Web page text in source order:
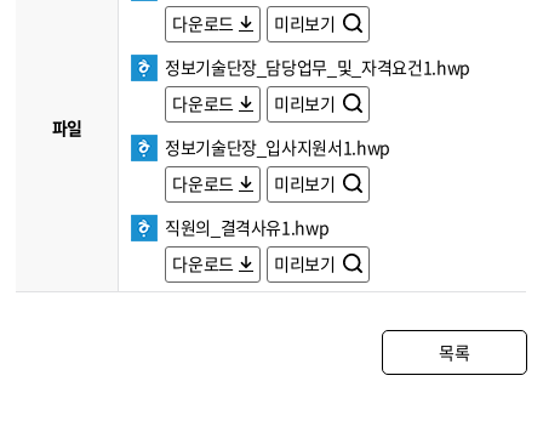
파일
다운로드
미리보기
정보기술단장_담당업무_및_자격요건1.hwp
다운로드
미리보기
정보기술단장_입사지원서1.hwp
다운로드
미리보기
직원의_결격사유1.hwp
다운로드
미리보기
목록